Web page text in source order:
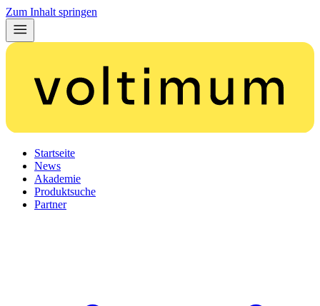
Zum Inhalt springen
Startseite
News
Akademie
Produktsuche
Partner